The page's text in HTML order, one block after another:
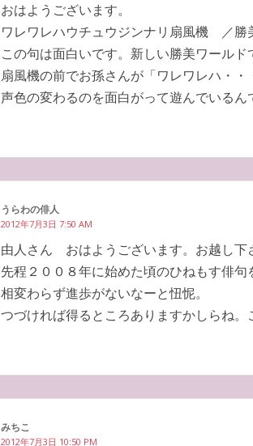
おはようございます。
ワレワレハウチュウジンナリ扇風機 ／勝
この句は面白いです。新しい勝美ワールド
扇風機の前でお孫さんが「ワレワレハ・・
声色の変わるのを面白がって遊んでいるん
うらわの俳人
2012年7月3日 7:50 AM
由人さん おはようございます。お越し下
先程２００８年に始めた頃のひねもす俳句
相変わらず進歩がないなーと忸怩。
つづければ得るところありますかしらね。
みちこ
2012年7月3日 10:50 PM